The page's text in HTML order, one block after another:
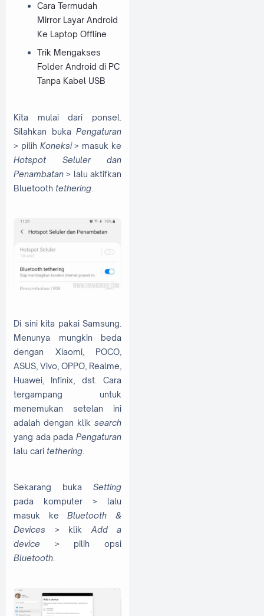
Cara Termudah
Mirror Layar Android
Ke Laptop Offline
Trik Mengakses
Folder Android di PC
Tanpa Kabel USB
Kita mulai dari ponsel.
Silahkan buka Pengaturan
> pilih Koneksi> masuk ke
Hotspot Seluler dan
Penambatan > lalu aktifkan
Bluetooth tethering
Di sini kita pakai Samsung.
Menunya mungkin beda
dengan Xiaomi, POCO,
ASUS, Vivo, OPPO, Realme,
Huawei, Infinix, dst. Cara
tergampang untuk
menemukan setelan ini
adalah dengan klik search
yang ada pada Pengaturan
lalu cari tethering
Sekarang buka Setting
pada komputer > lalu
masuk keBluetooth &
Devices > klikAdd a
device > pilih opsi
Bluetooth.